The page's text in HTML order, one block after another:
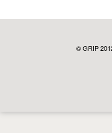
© GRIP